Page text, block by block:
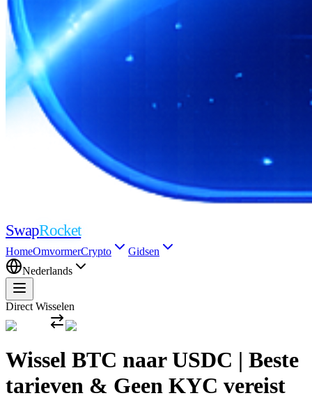
SwapRocket
HomeOmvormerCrypto
Gidsen
Nederlands
Direct Wisselen
Wissel BTC naar USDC | Beste
tarieven & Geen KYC vereist